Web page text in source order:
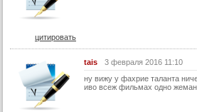
цитировать
tais
3 февраля 2016 11:10
ну вижу у фахрие таланта
иво всеж фильмах одно